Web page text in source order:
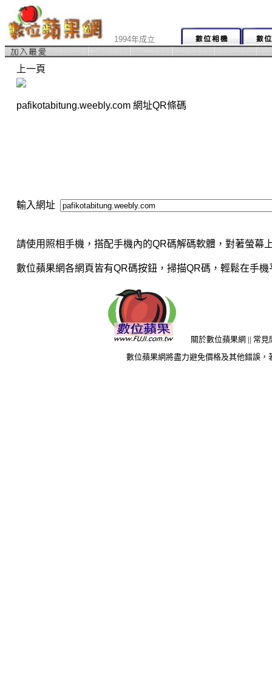
1994年成立
上一頁
pafikotabitung.weebly.com 網址QR條碼
輸入網址
請使用照相手機，搭配手機內的QR碼解碼軟體，對著螢幕
數位蘋果網各網頁皆有QR碼按鈕，掃描QR碼，輕鬆在手
關於數位蘋果網 || 常見
數位蘋果網將盡力避免價格及其他錯誤